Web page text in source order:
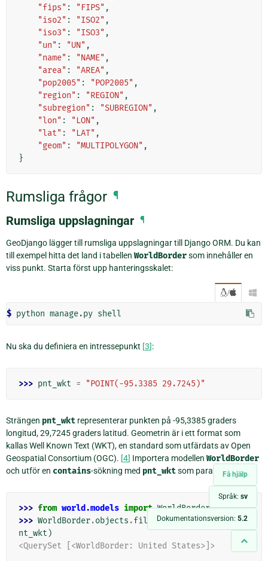
Få hjälp
Språk: sv
Dokumentationsversion: 5.2
"fips" : "FIPS" ,
"iso2" : "ISO2" ,
"iso3" : "ISO3" ,
"un" : "UN" ,
"name" : "NAME" ,
"area" : "AREA" ,
"pop2005" : "POP2005" ,
"region" : "REGION" ,
"subregion" : "SUBREGION" ,
"lon" : "LON" ,
"lat" : "LAT" ,
"geom" : "MULTIPOLYGON" ,
}
Rumsliga frågor ¶
Rumsliga uppslagningar ¶
GeoDjango lägger till rumsliga uppslagningar till Django ORM. Du kan
till exempel hitta det land i tabellen WorldBordersom innehåller en
viss punkt. Starta först upp hanteringsskalet:
/ 
$ python manage.py
Nu ska du definiera en intressepunkt [3]:
>>> pnt_wkt = "POINT(-95.3385 29.7245)"
Strängen pnt_wkt representerar punkten på -95,3385 graders
longitud, 29,7245 graders latitud. Geometrin är i ett format som
kallas Well Known Text (WKT), en standard som utfärdats av Open
Geospatial Consortium (OGC). [4] Importera modellen WorldBorder
och utför en contains-sökning med pnt_wktsom parameter:
>>> from world.models import WorldBorder
>>> WorldBorder.objects .filter(mpoly__contains=p
nt_wkt )
<QuerySet [<WorldBorder: United States>]>